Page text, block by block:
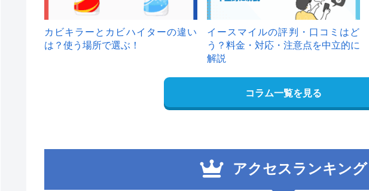
カビキラーとカビハイターの違い
は？使う場所で選ぶ！
イースマイルの評判・口コミはど
う？料金・対応・注意点を中立的に
解説
コラム一覧を見る
アクセスランキング